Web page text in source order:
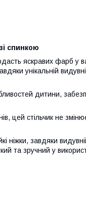
спинкою
яскравих фарб у
унікальній
дитини,
цей стільчик не
ніжки, завдяки
та зручний у